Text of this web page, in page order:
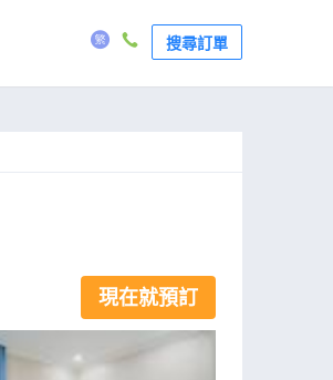
搜尋訂單
現在就預訂